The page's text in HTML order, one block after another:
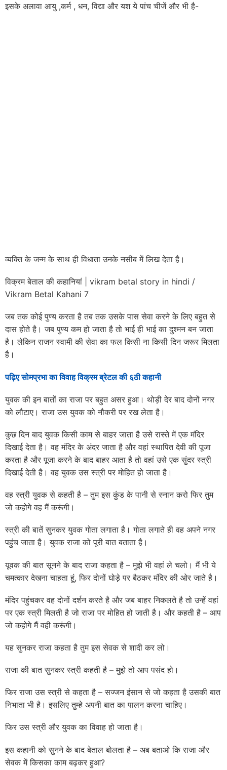
इसके अलावा आयु ,कर्म , धन, विद्या और यश ये पांच चीजें और भी है-
व्यक्ति के जन्म के साथ ही विधाता उनके नसीब में लिख देता है।
विक्रम बेताल की कहानियां | vikram betal story in hindi /
Vikram Betal Kahani 7
जब तक कोई पुण्य करता है तब तक उसके पास सेवा करने के लिए बहुत से
दास होते है। जब पुण्य कम हो जाता है तो भाई ही भाई का दुश्मन बन जाता
है। लेकिन राजन स्वामी की सेवा का फल किसी ना किसी दिन जरूर मिलता
है।
पढ़िए सोमप्रभा का विवाह विक्रम ब्रेटल की ६ठी कहानी
युवक की इन बातों का राजा पर बहुत असर हुआ। थोड़ी देर बाद दोनों नगर
को लौटाए। राजा उस युवक को नौकरी पर रख लेता है।
कुछ दिन बाद युवक किसी काम से बाहर जाता है उसे रास्ते में एक मंदिर
दिखाई देता है। वह मंदिर के अंदर जाता है और वहां स्थापित देवी की पूजा
करता है और पूजा करने के बाद बाहर आता है तो वहां उसे एक सुंदर स्त्री
दिखाई देती है। वह युवक उस स्त्री पर मोहित हो जाता है।
वह स्त्री युवक से कहती है – तुम इस कुंड के पानी से स्नान करो फिर तुम
जो कहोगे वह मैं करूंगी।
स्त्री की बातें सुनकर युवक गोता लगाता है। गोता लगाते ही वह अपने नगर
पहुंच जाता है। युवक राजा को पूरी बात बताता है।
यूवक की बात सूनने के बाद राजा कहता है – मुझे भी वहां ले चलो। मैं भी ये
चमत्कार देखना चाहता हूं, फिर दोनों घोड़े पर बैठकर मंदिर की ओर जाते है।
मंदिर पहुंचकर वह दोनों दर्शन करते है और जब बाहर निकलते है तो उन्हें वहां
पर एक स्त्री मिलती है जो राजा पर मोहित हो जाती है। और कहती है – आप
जो कहोगे मैं वही करूंगी।
यह सुनकर राजा कहता है तुम इस सेवक से शादी कर लो।
राजा की बात सुनकर स्त्री कहती है – मुझे तो आप पसंद हो।
फिर राजा उस स्त्री से कहता है – सज्जन इंसान से जो कहता है उसकी बात
निभाता भी है। इसलिए तुम्हे अपनी बात का पालन करना चाहिए।
फिर उस स्त्री और युवक का विवाह हो जाता है।
इस कहानी को सुनने के बाद बेताल बोलता है – अब बताओ कि राजा और
सेवक में किसका काम बढ़कर हुआ?